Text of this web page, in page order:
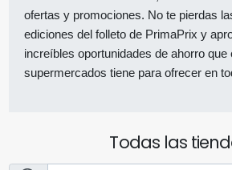
ofertas y promociones. No te pierdas
ediciones del folleto de PrimaPrix y
increíbles oportunidades de ahorro que
supermercados tiene para ofrecer en
Todas las